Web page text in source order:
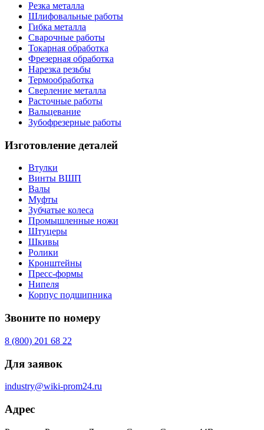
Резка металла
Шлифовальные работы
Гибка металла
Сварочные работы
Токарная обработка
Фрезерная обработка
Нарезка резьбы
Термообработка
Сверление металла
Расточные работы
Вальцевание
Зубофрезерные работы
Изготовление деталей
Втулки
Винты ВШП
Валы
Муфты
Зубчатые колеса
Промышленные ножи
Штуцеры
Шкивы
Ролики
Кронштейны
Пресс-формы
Нипеля
Корпус подшипника
Звоните по номеру
8 (800) 201 68 22
Для заявок
industry@wiki-prom24.ru
Адрес